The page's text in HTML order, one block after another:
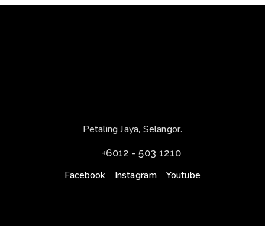
Petaling Jaya, Selangor.
+6012 - 503 1210
Facebook Instagram Youtube